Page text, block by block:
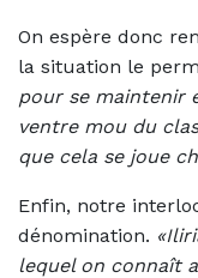
On espère donc
la situation le
pour se maintenir
ventre mou du
que cela se joue
Enfin, notre
dénomination.
lequel on connaît